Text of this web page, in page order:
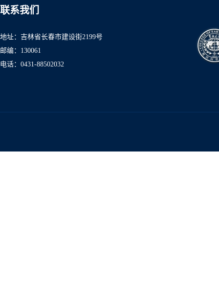
联系我们
地址：吉林省长春市建设街2199号
邮编：130061
电话：0431-88502032